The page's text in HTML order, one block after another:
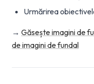
Urmărirea
→ Găsește imagini de
de imagini de fundal